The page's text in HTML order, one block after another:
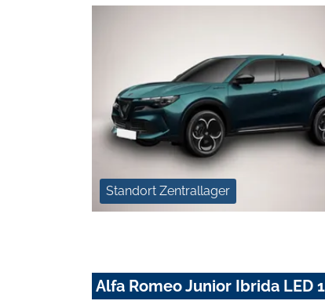
Standort Zentrallager
Alfa Romeo Junior Ibrida LED